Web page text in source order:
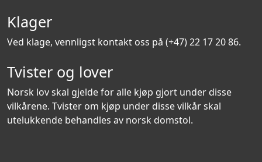
Klager
Ved klage, vennligst kontakt oss på (+47) 22 17 20 86.
Tvister og lover
Norsk lov skal gjelde for alle kjøp gjort under disse
vilkårene. Tvister om kjøp under disse vilkår skal
utelukkende behandles av norsk domstol.